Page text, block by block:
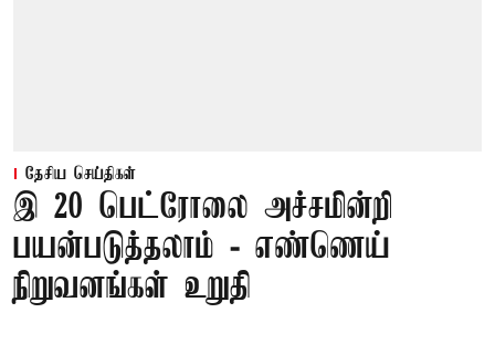
தேசிய செய்திகள்
இ 20 பெட்ரோலை அச்சமின்றி
பயன்படுத்தலாம் - எண்ணெய்
நிறுவனங்கள் உறுதி